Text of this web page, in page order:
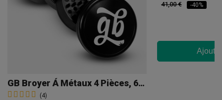
GB Broyer Á Métaux 4 Pièces, 63mm
(4)
41,00 € -40%